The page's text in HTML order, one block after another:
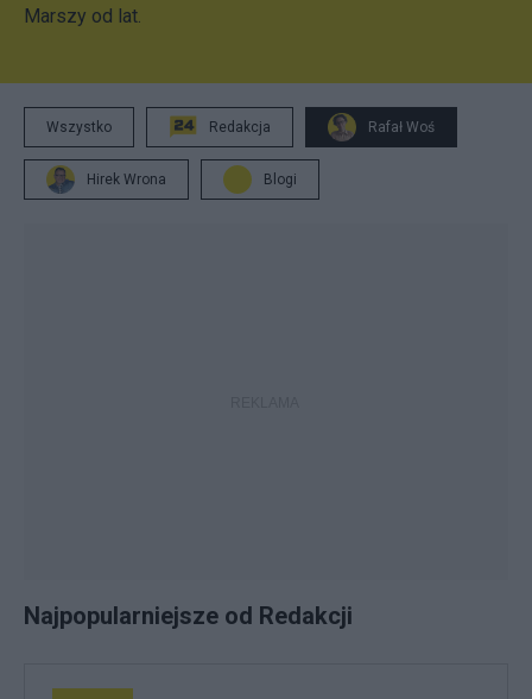
Marszy od lat.
Wszystko Redakcja Rafał Woś
Hirek Wrona Blogi
Najpopularniejsze od Redakcji